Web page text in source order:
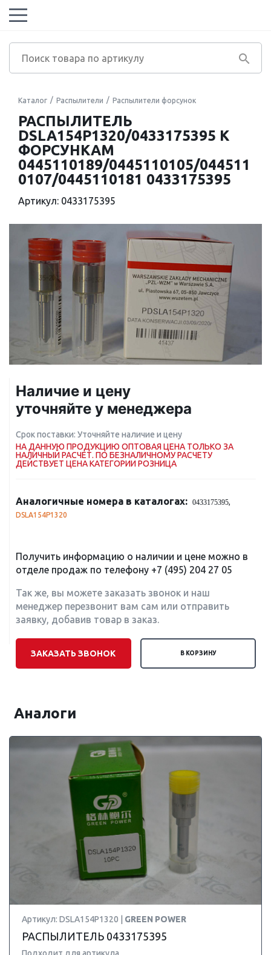
Каталог Распылители Распылители форсунок
РАСПЫЛИТЕЛЬ
DSLA154P1320/0433175395 К
ФОРСУНКАМ
0445110189/0445110105/044511
0107/0445110181 0433175395
Артикул: 0433175395
Наличие и цену
уточняйте у менеджера
Срок поставки: Уточняйте наличие и цену
НА ДАННУЮ ПРОДУКЦИЮ ОПТОВАЯ ЦЕНА ТОЛЬКО ЗА
НАЛИЧНЫЙ РАСЧЕТ. ПО БЕЗНАЛИЧНОМУ РАСЧЕТУ
ДЕЙСТВУЕТ ЦЕНА КАТЕГОРИИ РОЗНИЦА
Аналогичные номера в каталогах: 0433175395,
DSLA154P1320
Получить информацию о наличии и цене можно в
отделе продаж по телефону +7 (495) 204 27 05
Так же, вы можете заказать звонок и наш
менеджер перезвонит вам сам или отправить
заявку, добавив товар в заказ.
ЗАКАЗАТЬ ЗВОНОК В КОРЗИНУ
Аналоги
Артикул: DSLA154P1320 | GREEN POWER
РАСПЫЛИТЕЛЬ 0433175395